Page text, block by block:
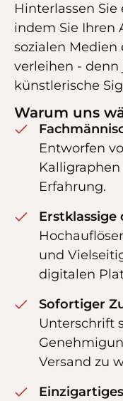
Hinterlassen
indem Sie Ihren
sozialen Medien
verleihen -
künstlerische
Warum uns
Entworfen
Erfahrung.
und
digitalen
Sofortiger
Unterschrift
Versand zu